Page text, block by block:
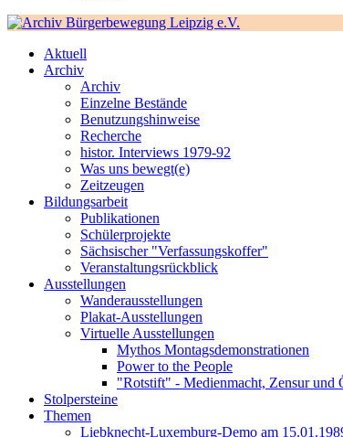
Aktuell
Archiv
Archiv
Einzelne Bestände
Benutzungshinweise
Recherche
histor. Interviews 1979-92
Was uns bewegt(e)
Zeitzeugen
Bildungsarbeit
Publikationen
Schülerprojekte
Sächsischer "Verfassungskoffer"
Veranstaltungsrückblick
Ausstellungen
Wanderausstellungen
Plakat-Ausstellungen
Virtuelle Ausstellungen
Mythos Montagsdemonstrationen
Power to the People
"Rotstift" - Medienmacht, Zensur und
Stolpersteine
Themen
Liebknecht-Luxemburg-Demo am